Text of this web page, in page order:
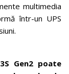
multimedia
într-un UPS
3S Gen2 poate